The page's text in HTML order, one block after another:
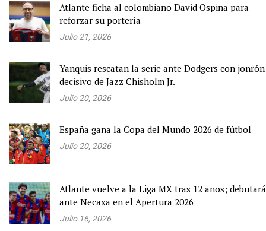
Atlante ficha al colombiano David Ospina para
reforzar su portería
Julio 21, 2026
Yanquis rescatan la serie ante Dodgers con jonrón
decisivo de Jazz Chisholm Jr.
Julio 20, 2026
España gana la Copa del Mundo 2026 de fútbol
Julio 20, 2026
Atlante vuelve a la Liga MX tras 12 años; debutará
ante Necaxa en el Apertura 2026
Julio 16, 2026